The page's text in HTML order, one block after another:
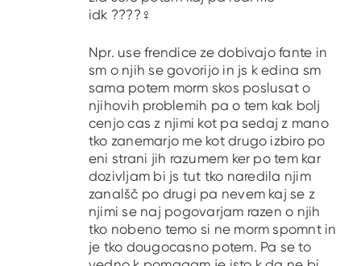
idk ????‍♀️
Npr. use frendice ze dobivajo fante in
sm o njih se govorijo in js k edina sm
sama potem morm skos poslusat o
njihovih problemih pa o tem kak bolj
cenjo cas z njimi kot pa sedaj z mano
tko zanemarjo me kot drugo izbiro po
eni strani jih razumem ker po tem kar
dozivljam bi js tut tko naredila njim
zanalšč po drugi pa nevem kaj se z
njimi se naj pogovarjam razen o njih
tko nobeno temo si ne morm spomnt in
je tko dougocasno potem. Pa se to